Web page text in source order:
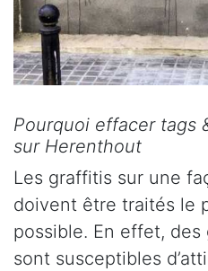
Pourquoi effacer tags
sur Herenthout
Les graffitis sur une
doivent être traités le
possible. En effet,
sont susceptibles